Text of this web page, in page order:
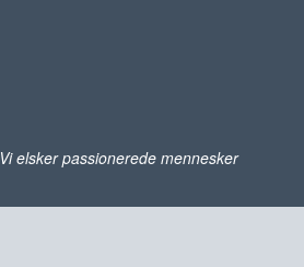
Vi elsker passionerede mennesker